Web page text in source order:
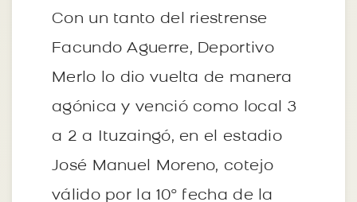
Con un tanto del riestrense
Facundo Aguerre, Deportivo
Merlo lo dio vuelta de manera
agónica y venció como local 3
a 2 a Ituzaingó, en el estadio
José Manuel Moreno, cotejo
válido por la 10° fecha de la